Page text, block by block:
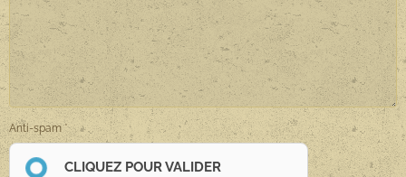
Anti-spam
CLIQUEZ POUR VALIDER